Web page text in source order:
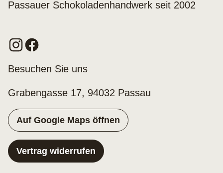
Passauer Schokoladenhandwerk seit 2002
Besuchen Sie uns
Grabengasse 17, 94032 Passau
Auf Google Maps öffnen
Vertrag widerrufen